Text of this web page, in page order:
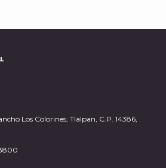
Los Colorines, Tlalpan, C.P. 14386,